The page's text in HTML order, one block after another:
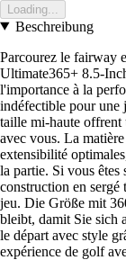
Loading...
Beschreibung
Parcourez le fairway
Ultimate365+ 8.5-
l'importance à la
indéfectible pour une
taille mi-haute offrent
avec vous. La
extensibilité
la partie. Si vous êtes
construction en sergé
jeu. Die Größe mit
bleibt, damit Sie sich
le départ avec style
expérience de golf